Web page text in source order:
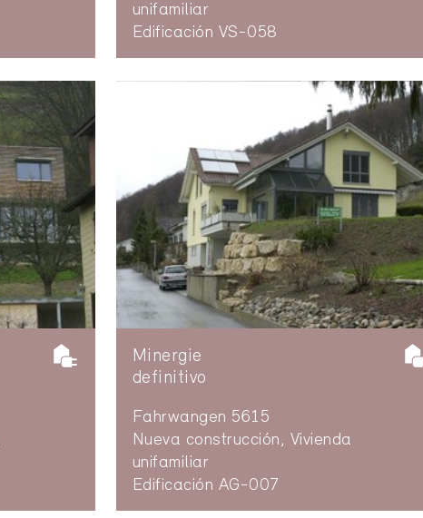
unifamiliar
Edificación VS-058
Minergie
definitivo
Fahrwangen 5615
Nueva construcción, Vivienda
unifamiliar
Edificación AG-007